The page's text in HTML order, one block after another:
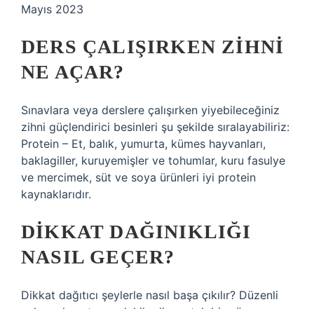
Mayıs 2023
DERS ÇALIŞIRKEN ZIHNI
NE AÇAR?
Sınavlara veya derslere çalışırken yiyebileceğiniz
zihni güçlendirici besinleri şu şekilde sıralayabiliriz:
Protein – Et, balık, yumurta, kümes hayvanları,
baklagiller, kuruyemişler ve tohumlar, kuru fasulye
ve mercimek, süt ve soya ürünleri iyi protein
kaynaklarıdır.
DIKKAT DAĞINIKLIĞI
NASIL GEÇER?
Dikkat dağıtıcı şeylerle nasıl başa çıkılır? Düzenli